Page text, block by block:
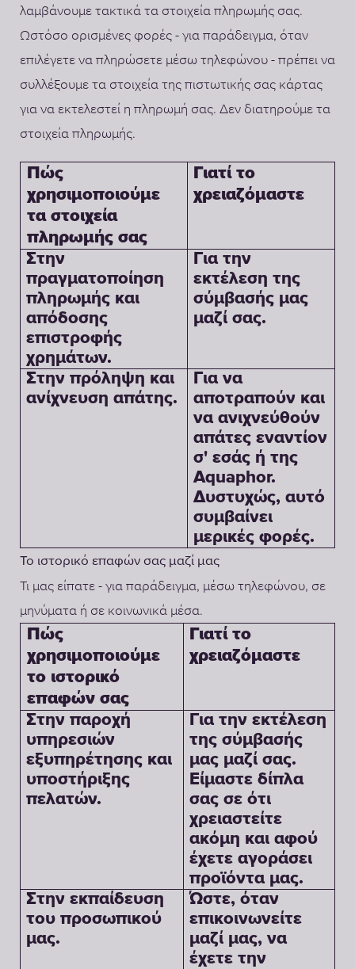
λαμβάνουμε τακτικά τα στοιχεία πληρωμής σας.
Ωστόσο ορισμένες φορές - για παράδειγμα, όταν
επιλέγετε να πληρώσετε μέσω τηλεφώνου - πρέπει να
συλλέξουμε τα στοιχεία της πιστωτικής σας κάρτας
για να εκτελεστεί η πληρωμή σας. Δεν διατηρούμε τα
στοιχεία πληρωμής.
Πώς
χρησιμοποιούμε
τα στοιχεία
πληρωμής σας
Γιατί το
χρειαζόμαστε
Στην
πραγματοποίηση
πληρωμής και
απόδοσης
επιστροφής
χρημάτων.
Για την
εκτέλεση της
σύμβασής μας
μαζί σας.
Στην πρόληψη και
ανίχνευση απάτης.
Για να
αποτραπούν και
να ανιχνεύθούν
απάτες εναντίον
σ' εσάς ή της
Aquaphor.
Δυστυχώς, αυτό
συμβαίνει
μερικές φορές.
Το ιστορικό επαφών σας μαζί μας
Τι μας είπατε - για παράδειγμα, μέσω τηλεφώνου, σε
μηνύματα ή σε κοινωνικά μέσα.
Πώς
χρησιμοποιούμε
το ιστορικό
επαφών σας
Γιατί το
χρειαζόμαστε
Στην παροχή
υπηρεσιών
εξυπηρέτησης και
υποστήριξης
πελατών.
Για την εκτέλεση
της σύμβασής
μας μαζί σας.
Είμαστε δίπλα
σας σε ότι
χρειαστείτε
ακόμη και αφού
έχετε αγοράσει
προϊόντα μας.
Στην εκπαίδευση
του προσωπικού
μας.
Ώστε, όταν
επικοινωνείτε
μαζί μας, να
έχετε την